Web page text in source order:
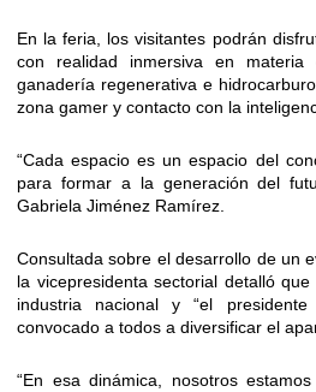
En la feria, los visitantes podrán
con realidad inmersiva en
ganadería regenerativa e
zona gamer y contacto con la
“Cada espacio es un espacio del
para formar a la generación del
Gabriela Jiménez Ramírez.
Consultada sobre el desarrollo de un
la vicepresidenta sectorial detalló
industria nacional y “el
convocado a todos a diversificar el
“En esa dinámica, nosotros